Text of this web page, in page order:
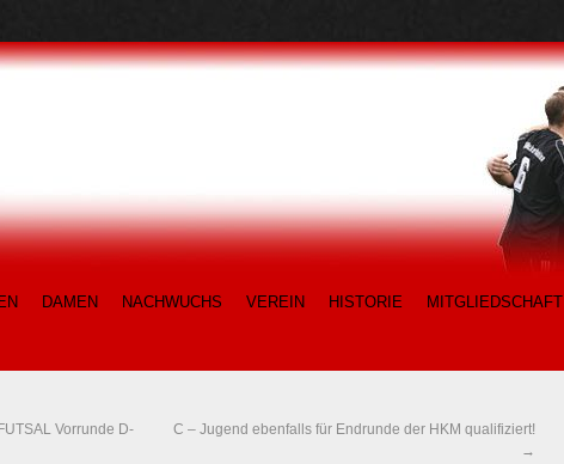
DAMEN NACHWUCHS VEREIN HISTORIE MITGLIEDSCHAFT
Vorrunde D-
C – Jugend ebenfalls für Endrunde der HKM qualifiziert!
→